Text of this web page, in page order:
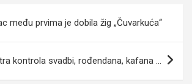
među prvima je dobila žig „Čuvarkuća“
kontrola svadbi, rođendana, kafana …